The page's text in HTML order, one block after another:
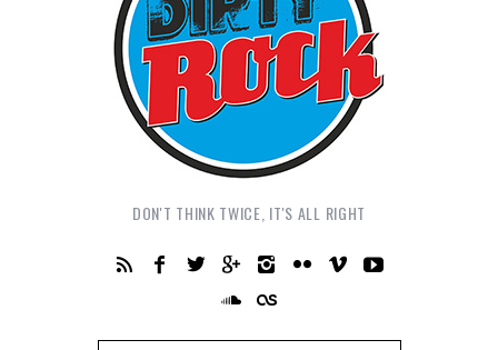
DON'T THINK TWICE, IT'S ALL RIGHT